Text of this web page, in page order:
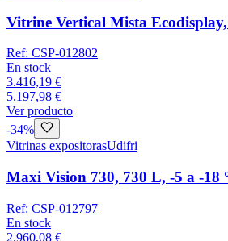
Vitrine Vertical Mista
Ref: CSP-012802
En stock
3.416,19 €
5.197,98 €
Ver producto
-34%
Vitrinas expositorasUdifri
Maxi Vision 730, 730 L, -5 a -18
Ref: CSP-012797
En stock
2.960,08 €